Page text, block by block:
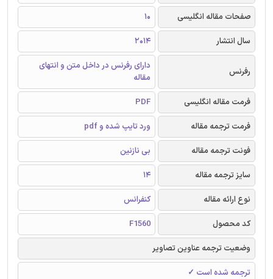
صفحات مقاله انگلیسی
10
سال انتشار
2014
رفرنس
دارای رفرنس در داخل متن و انتهای
مقاله
فرمت مقاله انگلیسی
PDF
فرمت ترجمه مقاله
ورد تایپ شده و pdf
فونت ترجمه مقاله
بی نازنین
سایز ترجمه مقاله
14
نوع ارائه مقاله
کنفرانس
کد محصول
F1560
وضعیت ترجمه عناوین تصاویر
ترجمه شده است ✓